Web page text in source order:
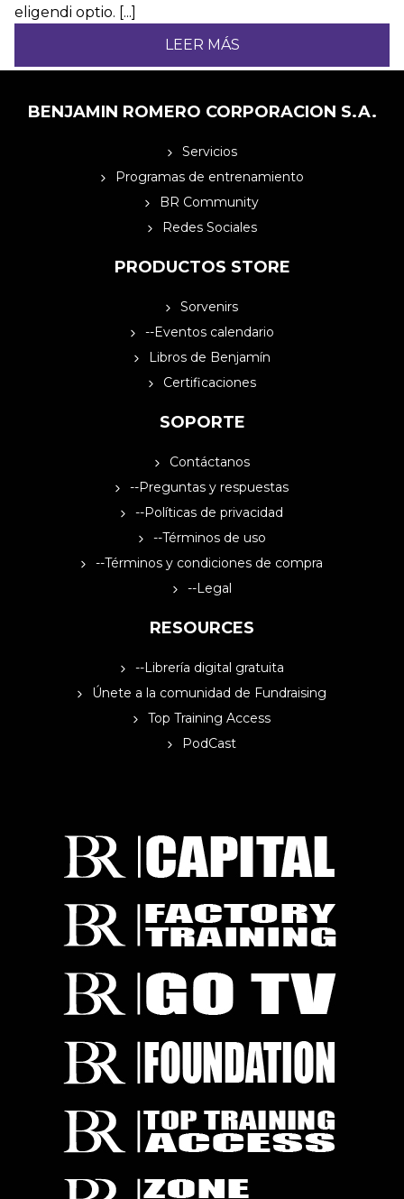
eligendi optio. [...]
LEER MÁS
BENJAMIN ROMERO CORPORACION S.A.
Servicios
Programas de entrenamiento
BR Community
Redes Sociales
PRODUCTOS STORE
Sorvenirs
--Eventos calendario
Libros de Benjamín
Certificaciones
SOPORTE
Contáctanos
--Preguntas y respuestas
--Políticas de privacidad
--Términos de uso
--Términos y condiciones de compra
--Legal
RESOURCES
--Librería digital gratuita
Únete a la comunidad de Fundraising
Top Training Access
PodCast